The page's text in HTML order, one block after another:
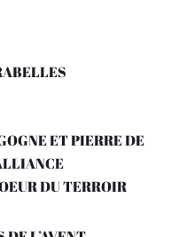
ET PIERRE DE
DU TERROIR